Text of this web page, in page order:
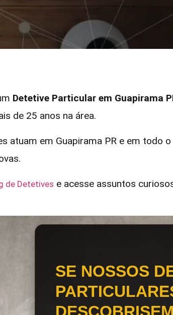
Detetive Particular em Guapirama
de 25 anos na área.
atuam em Guapirama PR e em todo
de Detetives e acesse assuntos
SE NOSSOS